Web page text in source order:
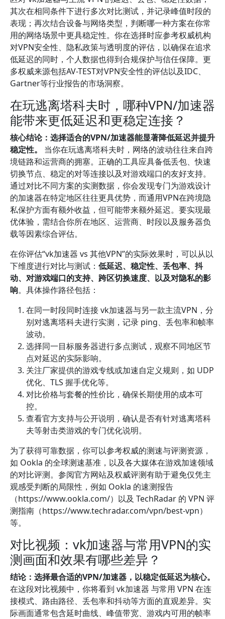
其次在相同条件下进行多次对比测试，并记录峰值时段的
表现；再次结合设备与网络类型，判断哪一种方案在你常
用的网络场景中更具稳定性。你在选择时应参考权威机构
对VPN安全性、隐私政策与透明度的评估，以确保在追求
低延迟的同时，个人数据也得到合规保护与信任保障。更
多权威来源包括AV-TEST对VPN安全性的评估以及IDC、
Gartner等行业报告的市场洞察。
在玩逃离塔科夫时，哪种VPN/加速器
能带来更低延迟和更稳定连接？
核心结论：选择适合的VPN/加速器能显著降低延迟并提升
稳定性。
当你在玩逃离塔科夫时，网络的波动往往来自跨
境链路和运营商的拥塞。正确的工具应具备低丢包、快速
切换节点、稳定的对等连接以及对游戏端口的友好支持。
通过对比不同方案的实测数据，你会发现专门为游戏设计
的加速器在特定地区往往更具优势，而通用VPN在跨境隐
私保护方面有额外收益，但可能带来额外延迟。要实现最
优体验，需结合你所在地区、运营商、时段以及服务器负
载等因素综合评估。
在你评估“vk加速器 vs 其他VPN”的实际效果时，可以从以
下维度进行对比与测试： 低延迟、稳定性、丢包率、抖
动、对游戏端口的支持、跨区切换速度、以及对隐私的影
响。具体操作路径包括：
在同一时段同时连接 vk加速器与另一款主流VPN，分
别对逃离塔科夫进行实测，记录 ping、丢包率和帧率
波动。
选择同一目标服务器进行多点测试，观察不同地区节
点对延迟的实际影响。
关注厂家提供的游戏专线或加速自定义规则，如 UDP
优化、TLS 握手优化等。
对比价格与套餐的性价比，确保长期使用的成本可
控。
查看官方支持与公开说明，确认是否有针对逃离塔科
夫等射击类游戏的专门优化说明。
为了获得可靠数据，你可以参考权威的测速与评测资源，
如 Ookla 的全球测速基准，以及各大媒体在游戏加速领域
的对比评测。参阅官方网站及权威评测有助于避免仅凭主
观感受判断的局限性，例如 Ookla 的速测报告
（https://www.ookla.com/）以及 TechRadar 的 VPN 评
测指南（https://www.techradar.com/vpn/best-vpn）
等。
对比视频：vk加速器与常用VPN的实
测画面和效果有哪些差异？
结论：选择最合适的VPN/加速器，以稳定低延迟为核心。
在这段对比视频中，你将看到 vk加速器 与常用 VPN 在连
接模式、路由路径、丢包率和抖动等方面的直观差异。实
际画面通常包含延时曲线、峰值带宽、游戏内可用的帧率